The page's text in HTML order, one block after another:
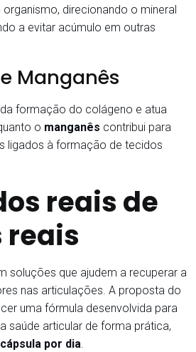
direcionando o mineral
a evitar acúmulo em outras
Manganês
formação do colágeno e atua
o manganês contribui para
ligados à formação de tecidos
reais de
reais
soluções que ajudem a recuperar a
nas articulações. A proposta do
uma fórmula desenvolvida para
saúde articular de forma prática,
por dia.